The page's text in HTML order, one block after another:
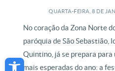
Open toolbar
QUARTA-FEIRA, 8 DE
No coração da Zona Norte
paróquia de São Sebastião,
Quintino, já se prepara para
mais esperadas do ano: a